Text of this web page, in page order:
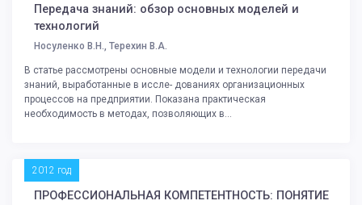
Передача знаний: обзор основных моделей и
технологий
Носуленко В.Н., Терехин В.А.
В статье рассмотрены основные модели и технологии передачи
знаний, выработанные в иссле- дованиях организационных
процессов на предприятии. Показана практическая
необходимость в методах, позволяющих в...
2012 год
ПРОФЕССИОНАЛЬНАЯ КОМПЕТЕНТНОСТЬ: ПОНЯТИЕ